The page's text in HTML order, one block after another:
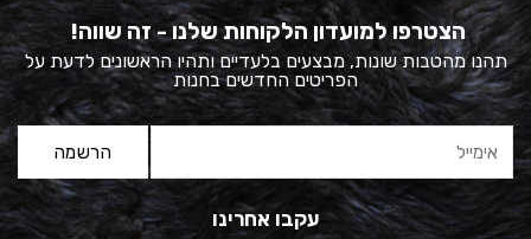
הצטרפו למועדון הלקוחות שלנו - זה שווה!
תהנו מהטבות שונות, מבצעים בלעדיים ותהיו הראשונים לדעת על
הפריטים החדשים בחנות
עקבו אחרינו